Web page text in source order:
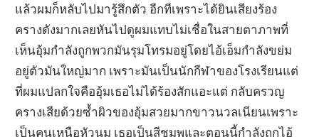
แล้วผมก็หลับไปมารู้สึกตัว อีกทีเพราะได้ยินเสียงร้อง
ครางดังมากเลยหันไปดูผมแทบไม่เชื่อในสายตาภาพที่
เห็นอุ้มกำลังถูกพวกมันรุมโทรมอยู่โดยไอ้เอ็มกำลังขย่ม
อยู่ตัวมันใหญ่มาก เพราะมันเป็นนักกีฬาของโรงเรียนแต่
ที่ผมแปลกใจคืออุ้มเธอไม่ได้ร้องสักแอะแต่ กลับครวญ
ครางเสียด้วยซ้ำผิวของอุ้มสวยมากขาวนวลเนียนเพราะ
เป็นคนเหนือหัวนม เธอเป็นสีชมพูและตอนนี้กำลังถูกไอ้